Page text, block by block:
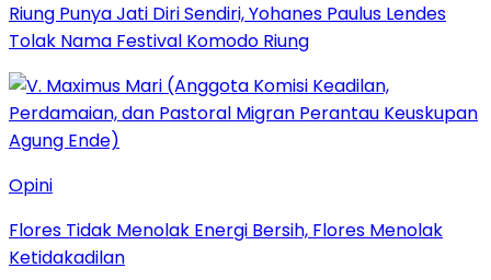
Riung Punya Jati Diri Sendiri, Yohanes Paulus Lendes
Tolak Nama Festival Komodo Riung
Opini
Flores Tidak Menolak Energi Bersih, Flores Menolak
Ketidakadilan